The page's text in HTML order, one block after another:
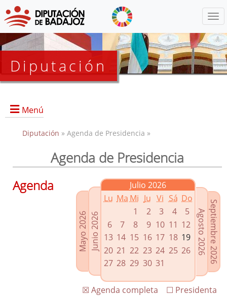
Diputación
Menú
Presidencia
Grupos Políticos
Enlaces relacionados
Agenda de Presidencia
Plenos provinciales y Juntas de gobierno
Oficina de Proyectos Europeos
Diputación » Agenda de Presidencia »
Agenda de Presidencia
Mayo 2026Junio 2026
Julio 2026
Lu Ma Mi Ju Vi Sá Do
1
2 3 4
5
6
7 8 9 10 11 12
13 14 15 16 17 18 19
20 21 22 23 24 25 26
27 28 29 30 31 Septiembre 2026
Agosto 2026
☐ Presidenta
☒ Agenda completa
Agenda